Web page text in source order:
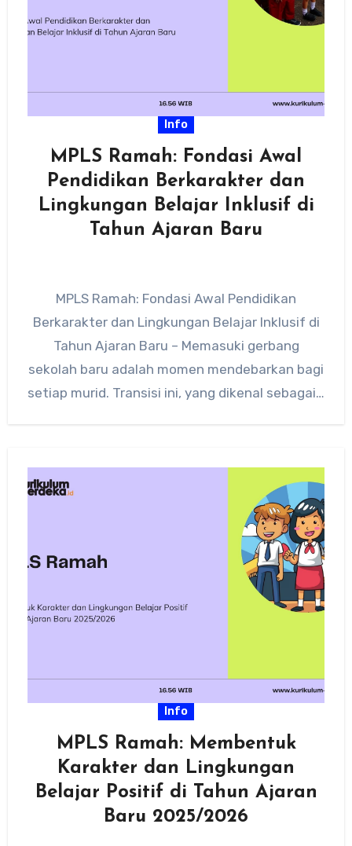
Info
MPLS Ramah: Fondasi Awal
Pendidikan Berkarakter dan
Lingkungan Belajar Inklusif di
Tahun Ajaran Baru
MPLS Ramah: Fondasi Awal Pendidikan
Berkarakter dan Lingkungan Belajar Inklusif di
Tahun Ajaran Baru – Memasuki gerbang
sekolah baru adalah momen mendebarkan bagi
setiap murid. Transisi ini, yang dikenal sebagai…
Info
MPLS Ramah: Membentuk
Karakter dan Lingkungan
Belajar Positif di Tahun Ajaran
Baru 2025/2026